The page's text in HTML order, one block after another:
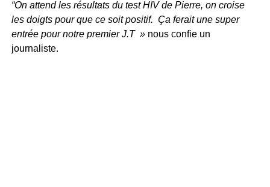
“On attend les résultats du test HIV de Pierre, on croise
les doigts pour que ce soit positif. Ça ferait une super
entrée pour notre premier J.T » nous confie un
journaliste.